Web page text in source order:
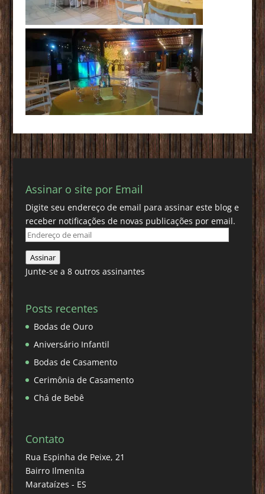
Assinar o site por Email
Digite seu endereço de email para assinar este blog e
receber notificações de novas publicações por email.
Endereço
de
email
Assinar
Junte-se a 8 outros assinantes
Posts recentes
Bodas de Ouro
Aniversário Infantil
Bodas de Casamento
Cerimônia de Casamento
Chá de Bebê
Contato
Rua Espinha de Peixe, 21
Bairro Ilmenita
Marataízes - ES